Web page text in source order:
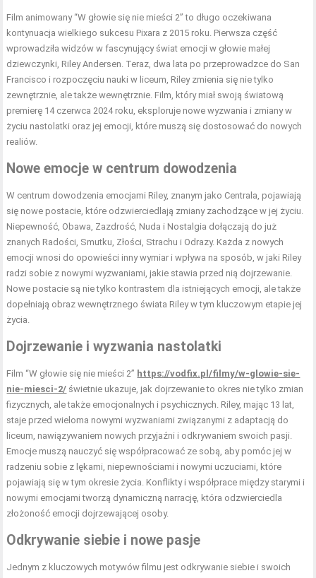
Film animowany “W głowie się nie mieści 2” to długo oczekiwana
kontynuacja wielkiego sukcesu Pixara z 2015 roku. Pierwsza część
wprowadziła widzów w fascynujący świat emocji w głowie małej
dziewczynki, Riley Andersen. Teraz, dwa lata po przeprowadzce do San
Francisco i rozpoczęciu nauki w liceum, Riley zmienia się nie tylko
zewnętrznie, ale także wewnętrznie. Film, który miał swoją światową
premierę 14 czerwca 2024 roku, eksploruje nowe wyzwania i zmiany w
życiu nastolatki oraz jej emocji, które muszą się dostosować do nowych
realiów.
Nowe emocje w centrum dowodzenia
W centrum dowodzenia emocjami Riley, znanym jako Centrala, pojawiają
się nowe postacie, które odzwierciedlają zmiany zachodzące w jej życiu.
Niepewność, Obawa, Zazdrość, Nuda i Nostalgia dołączają do już
znanych Radości, Smutku, Złości, Strachu i Odrazy. Każda z nowych
emocji wnosi do opowieści inny wymiar i wpływa na sposób, w jaki Riley
radzi sobie z nowymi wyzwaniami, jakie stawia przed nią dojrzewanie.
Nowe postacie są nie tylko kontrastem dla istniejących emocji, ale także
dopełniają obraz wewnętrznego świata Riley w tym kluczowym etapie jej
życia.
Dojrzewanie i wyzwania nastolatki
Film “W głowie się nie mieści 2” https://vodfix.pl/filmy/w-glowie-sie-
nie-miesci-2/ świetnie ukazuje, jak dojrzewanie to okres nie tylko zmian
fizycznych, ale także emocjonalnych i psychicznych. Riley, mając 13 lat,
staje przed wieloma nowymi wyzwaniami związanymi z adaptacją do
liceum, nawiązywaniem nowych przyjaźni i odkrywaniem swoich pasji.
Emocje muszą nauczyć się współpracować ze sobą, aby pomóc jej w
radzeniu sobie z lękami, niepewnościami i nowymi uczuciami, które
pojawiają się w tym okresie życia. Konflikty i współprace między starymi i
nowymi emocjami tworzą dynamiczną narrację, która odzwierciedla
złożoność emocji dojrzewającej osoby.
Odkrywanie siebie i nowe pasje
Jednym z kluczowych motywów filmu jest odkrywanie siebie i swoich